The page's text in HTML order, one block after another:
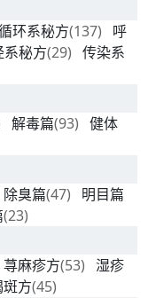
环系秘方(137)
呼
系秘方(29) 传染系
解毒篇(93) 健体
除臭篇(47)
明目篇
(23)
荨麻疹方(53)
湿疹
方(45)